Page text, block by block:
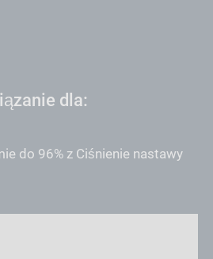
dla:
do 96% z Ciśnienie nastawy